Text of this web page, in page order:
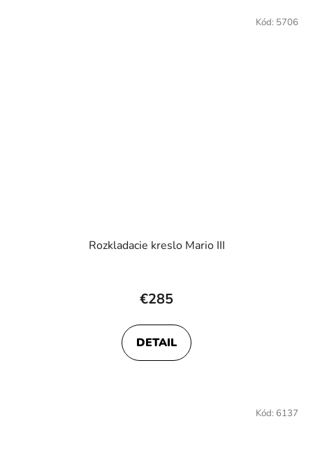
Rozkladacie kreslo Mario III
€285
DETAIL
Kód: 5706
Kód: 6137